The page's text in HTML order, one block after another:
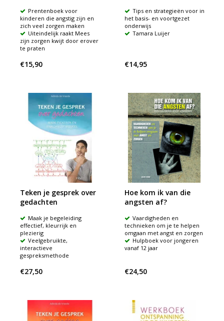
Prentenboek voor
kinderen die angstig zijn en
zich veel zorgen maken
Uiteindelijk raakt Mees
zijn zorgen kwijt door erover
te praten
€15,90
Tips en strategieën voor in
het basis- en voortgezet
onderwijs
Tamara Luijer
€14,95
Teken je gesprek over
gedachten
Maak je begeleiding
effectief, kleurrijk en
plezierig
Veelgebruikte,
interactieve
gespreksmethode
€27,50
Hoe kom ik van die
angsten af?
Vaardigheden en
technieken om je te helpen
omgaan met angst en zorgen
Hulpboek voor jongeren
vanaf 12 jaar
€24,50